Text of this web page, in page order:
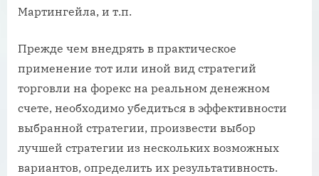
Мартингейла, и т.п.
Прежде чем внедрять в практическое
применение тот или иной вид стратегий
торговли на форекс на реальном денежном
счете, необходимо убедиться в эффективности
выбранной стратегии, произвести выбор
лучшей стратегии из нескольких возможных
вариантов, определить их результативность.